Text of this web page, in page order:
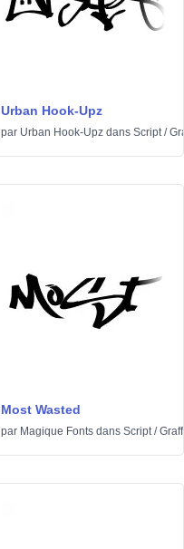
Urban Hook-Upz
par Urban Hook-Upz dans Script/
Most Wasted
par Magique Fonts dans Script/